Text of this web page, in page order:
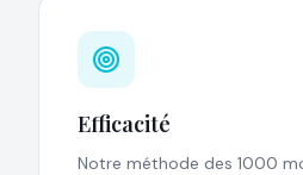
Efficacité
Notre méthode des 1000